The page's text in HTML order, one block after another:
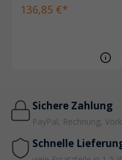
136,85 €*
Sichere Zahlung
PayPal, Rechnung,
Schnelle